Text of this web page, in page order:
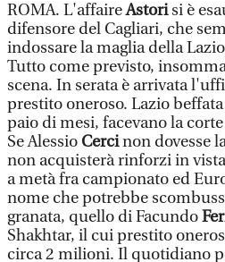
ROMA. L'affaireAstorisi è
difensore del Cagliari, che
indossare la maglia della
Tutto come previsto,
scena. In serata è arrivata
prestito oneroso. Lazio
paio di mesi, facevano la
Se Alessio Cercinon dovesse
non acquisterà rinforzi in
a metà fra campionato ed
nome che potrebbe
granata, quello di Facundo
Shakhtar, il cui prestito
circa 2 milioni. Il quotidiano